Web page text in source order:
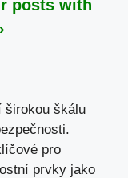
posts with
širokou škálu
pro
prvky jako